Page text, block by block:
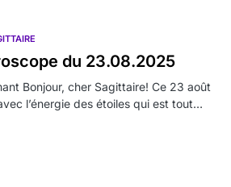
du 23.08.2025
Bonjour, cher Sagittaire! Ce 23 août
l’énergie des étoiles qui est tout…